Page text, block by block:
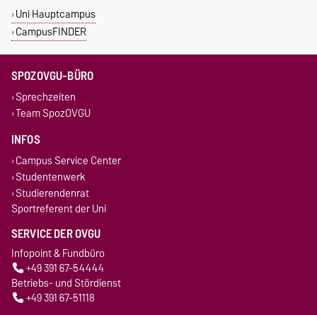
Uni Hauptcampus
CampusFINDER
SPOZOVGU-BÜRO
Sprechzeiten
Team SpozOVGU
INFOS
Campus Service Center
Studentenwerk
Studierendenrat
Sportreferent der Uni
SERVICE DER OVGU
Infopoint & Fundbüro
+49 391 67-54444
Betriebs- und Stördienst
+49 391 67-51118